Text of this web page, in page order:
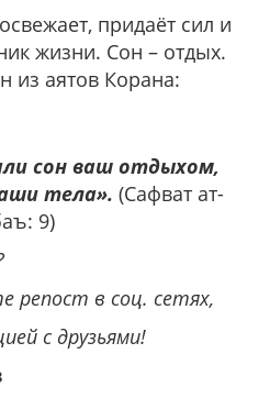
придаёт сил и
жизни. Сон – отдых.
из аятов Корана:
сон ваш отдыхом,
тела». (Сафват ат-
9)
репост в соц. сетях,
с друзьями!​